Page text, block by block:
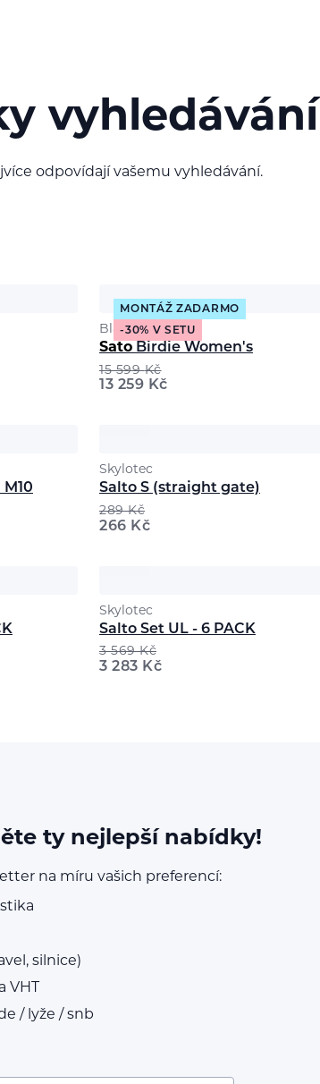
vyhledávání
odpovídají vašemu vyhledávání.
MONTÁŽ ZADARMO
-30% V SETU
Black Crows
Sato Birdie Women's
15 599Kč
13 259 Kč
Skylotec
Salto S (straight gate)
289Kč
266 Kč
Skylotec
Salto Set UL - 6 PACK
3 569Kč
3 283 Kč
ty nejlepší nabídky!
na míru vašich preferencí:
silnice)
VHT
/ lyže / snb